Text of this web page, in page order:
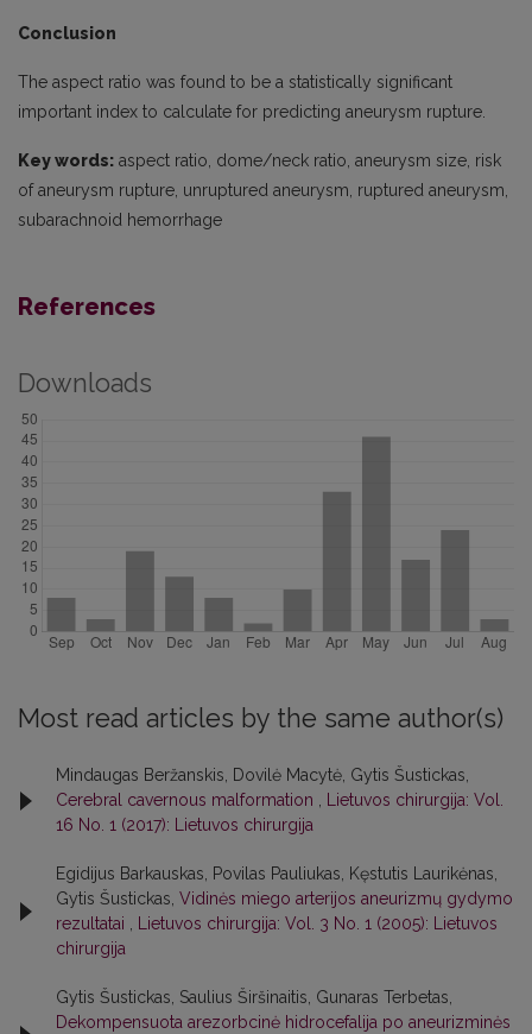
Conclusion
The aspect ratio was found to be a statistically significant
important index to calculate for predicting aneurysm rupture.
Key words: aspect ratio, dome/neck ratio, aneurysm size, risk
of aneurysm rupture, unruptured aneurysm, ruptured aneurysm,
subarachnoid hemorrhage
References
Downloads
Most read articles by the same author(s)
Mindaugas Beržanskis, Dovilė Macytė, Gytis Šustickas,
Cerebral cavernous malformation
Lietuvos chirurgija: Vol.
16 No. 1 (2017): Lietuvos chirurgija
Egidijus Barkauskas, Povilas Pauliukas, Kęstutis Laurikėnas,
Gytis Šustickas, Vidinės miego arterijos aneurizmų gydymo
rezultatai
Lietuvos chirurgija: Vol. 3 No. 1 (2005): Lietuvos
chirurgija
Gytis Šustickas, Saulius Širšinaitis, Gunaras Terbetas,
Dekompensuota arezorbcinė hidrocefalija po aneurizminės